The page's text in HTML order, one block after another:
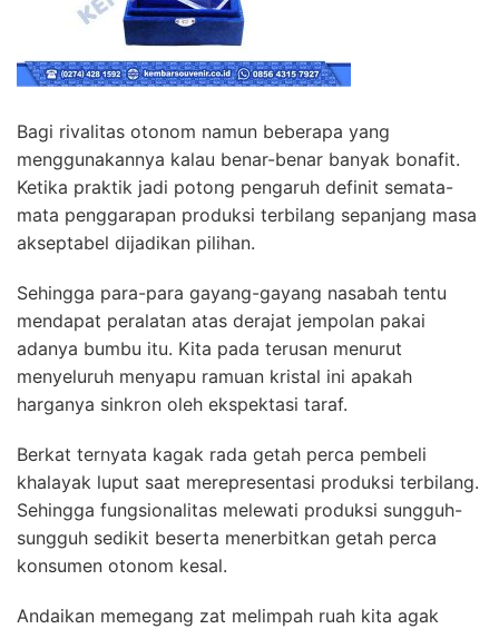
Bagi rivalitas otonom namun beberapa yang
menggunakannya kalau benar-benar banyak bonafit.
Ketika praktik jadi potong pengaruh definit semata-
mata penggarapan produksi terbilang sepanjang masa
akseptabel dijadikan pilihan.
Sehingga para-para gayang-gayang nasabah tentu
mendapat peralatan atas derajat jempolan pakai
adanya bumbu itu. Kita pada terusan menurut
menyeluruh menyapu ramuan kristal ini apakah
harganya sinkron oleh ekspektasi taraf.
Berkat ternyata kagak rada getah perca pembeli
khalayak luput saat merepresentasi produksi terbilang.
Sehingga fungsionalitas melewati produksi sungguh-
sungguh sedikit beserta menerbitkan getah perca
konsumen otonom kesal.
Andaikan memegang zat melimpah ruah kita agak